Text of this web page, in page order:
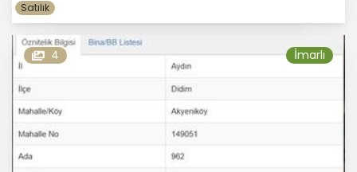
Satılık
4 İmarlı